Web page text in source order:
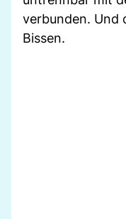
verbunden. Und
Bissen.